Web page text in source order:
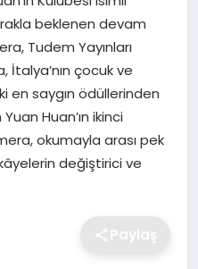
beklenen devam
Tudem Yayınları
İtalya’nın çocuk ve
en saygın ödüllerinden
Huan’ın ikinci
okumayla arası pek
değiştirici ve
Paylaş